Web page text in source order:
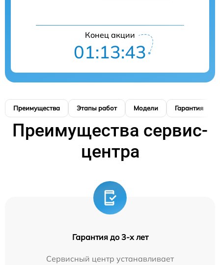
Конец акции
01:13:42
Преимущества Этапы работ Модели Гарантия
Преимущества сервис-
центра
Гарантия до 3-х лет
Сервисный центр устанавливает